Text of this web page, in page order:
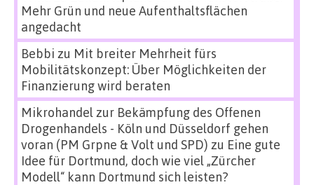
Mehr Grün und neue Aufenthaltsflächen
angedacht
Bebbi zu Mit breiter Mehrheit fürs
Mobilitätskonzept: Über Möglichkeiten der
Finanzierung wird beraten
Mikrohandel zur Bekämpfung des Offenen
Drogenhandels - Köln und Düsseldorf gehen
voran (PM Grpne & Volt und SPD) zu Eine gute
Idee für Dortmund, doch wie viel „Zürcher
Modell“ kann Dortmund sich leisten?